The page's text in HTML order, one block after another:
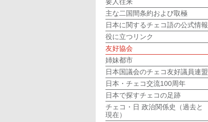
主な二国間条約および取極
日本に関するチェコ語の公式情報
役に立つリンク
友好協会
姉妹都市
日本国議会のチェコ友好議員連盟
日本・チェコ交流100周年
日本で探すチェコの足跡
チェコ・日 政治関係史（過去と
現在）